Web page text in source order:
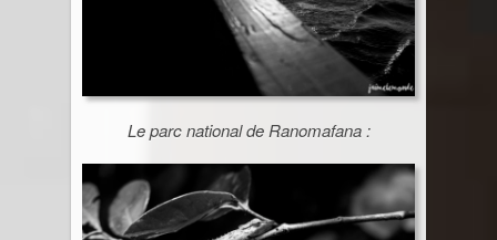
Le parc national de Ranomafana :